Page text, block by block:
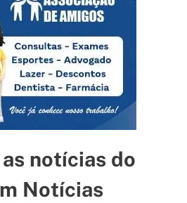
notícias do
Notícias